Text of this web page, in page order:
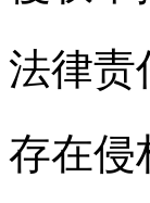
法律责
存在侵